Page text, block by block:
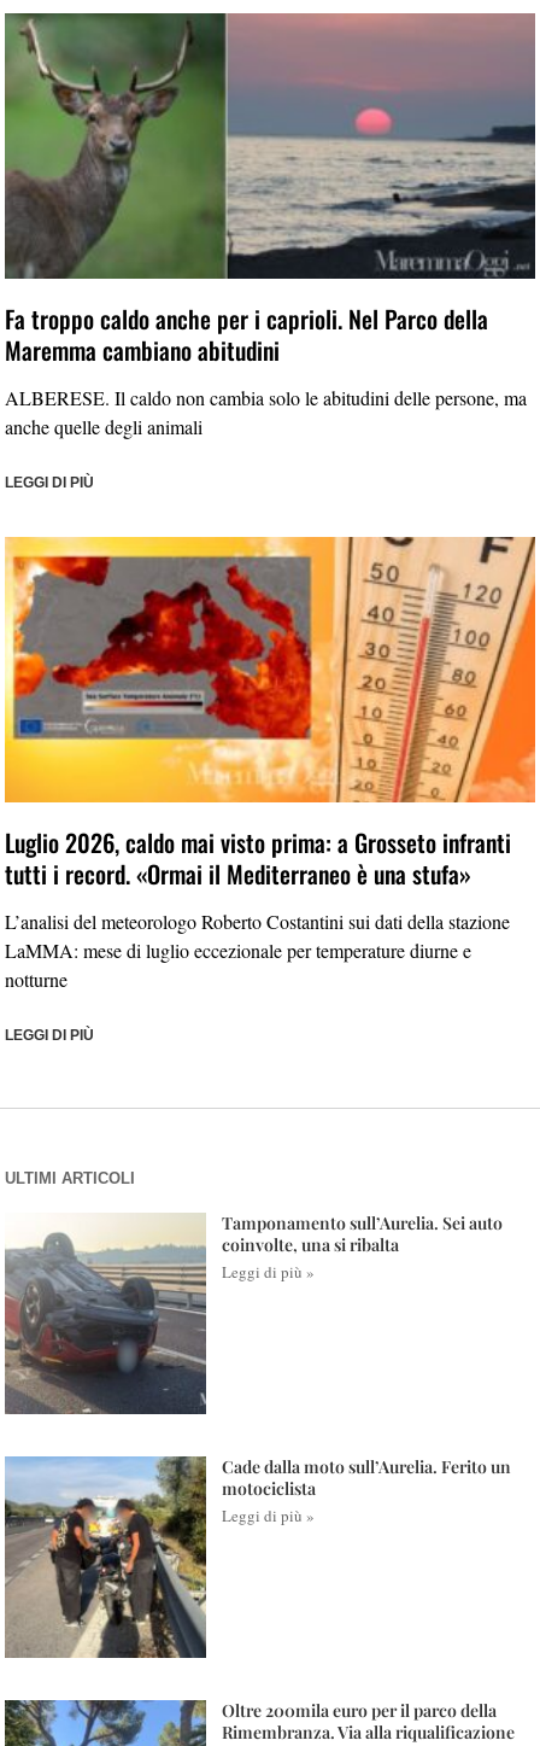
Fa troppo caldo anche per i caprioli. Nel Parco della
Maremma cambiano abitudini
ALBERESE. Il caldo non cambia solo le abitudini delle persone, ma
anche quelle degli animali
LEGGI DI PIÙ
Luglio 2026, caldo mai visto prima: a Grosseto infranti
tutti i record. «Ormai il Mediterraneo è una stufa»
L’analisi del meteorologo Roberto Costantini sui dati della stazione
LaMMA: mese di luglio eccezionale per temperature diurne e
notturne
LEGGI DI PIÙ
ULTIMI ARTICOLI
Tamponamento sull’Aurelia. Sei auto
coinvolte, una si ribalta
Leggi di più »
Cade dalla moto sull’Aurelia. Ferito un
motociclista
Leggi di più »
Oltre 200mila euro per il parco della
Rimembranza. Via alla riqualificazione